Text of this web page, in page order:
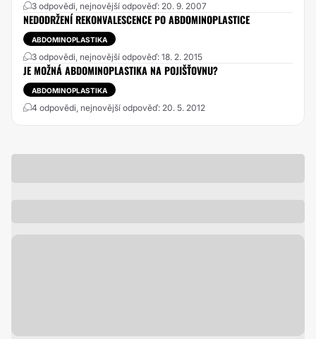
3 odpovědi, nejnovější odpověď: 20. 9. 2007
NEDODRŽENÍ REKONVALESCENCE PO ABDOMINOPLASTICE
ABDOMINOPLASTIKA
3 odpovědi, nejnovější odpověď: 18. 2. 2015
JE MOŽNÁ ABDOMINOPLASTIKA NA POJIŠŤOVNU?
ABDOMINOPLASTIKA
4 odpovědi, nejnovější odpověď: 20. 5. 2012